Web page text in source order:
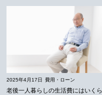
2025年4月17日 費用・ローン
老後一人暮らしの生活費にはいくら